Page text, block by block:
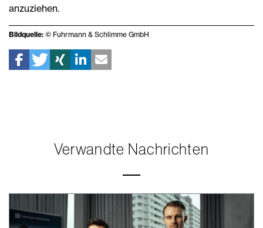
anzuziehen.
Bildquelle: © Fuhrmann & Schlimme GmbH
Verwandte Nachrichten